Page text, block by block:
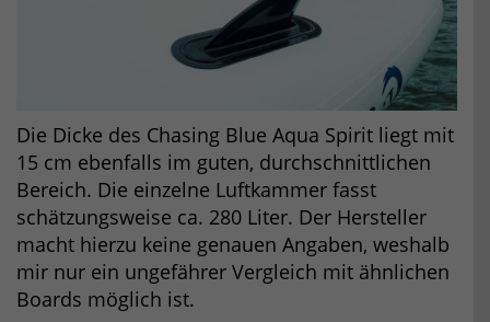
Die Dicke des Chasing Blue Aqua Spirit liegt mit
15 cm ebenfalls im guten, durchschnittlichen
Bereich. Die einzelne Luftkammer fasst
schätzungsweise ca. 280 Liter. Der Hersteller
macht hierzu keine genauen Angaben, weshalb
mir nur ein ungefährer Vergleich mit ähnlichen
Boards möglich ist.